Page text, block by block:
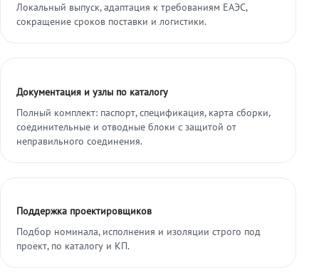
Локальный выпуск, адаптация к требованиям ЕАЭС,
сокращение сроков поставки и логистики.
Документация и узлы по каталогу
Полный комплект: паспорт, спецификация, карта сборки,
соединительные и отводные блоки с защитой от
неправильного соединения.
Поддержка проектировщиков
Подбор номинала, исполнения и изоляции строго под
проект, по каталогу и КП.